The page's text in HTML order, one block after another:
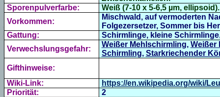
Sporenpulverfarbe:
Weiß (7-10 x 5-6,5 µm, ellipsoid).
Vorkommen:
Mischwald, auf vermoderten
Folgezersetzer, Sommer bis
Gattung:
Schirmlinge, kleine
Verwechslungsgefahr:
Weißer Mehlschirmling, Weißer
Schirmling, Starkriechender
Gifthinweise:
Wiki-Link:
https://en.wikipedia.org/wiki/
Priorität:
2